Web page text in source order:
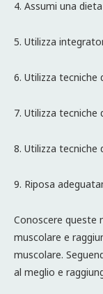
4. Assumi una
5. Utilizza
6. Utilizza tecniche
7. Utilizza tecniche
8. Utilizza tecniche
9. Riposa
Conoscere queste
muscolare e
muscolare.
al meglio e